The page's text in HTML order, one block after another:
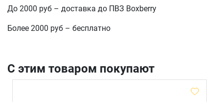
До 2000 руб – доставка до ПВЗ Boxberry
Более 2000 руб – бесплатно
С этим товаром покупают